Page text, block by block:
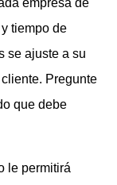
tiempo de
se ajuste a su
Pregunte
que debe
le permitirá